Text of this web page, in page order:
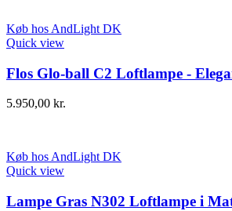
Køb hos AndLight DK
Quick view
Flos Glo-ball C2 Loftlampe -
5.950,00 kr.
Køb hos AndLight DK
Quick view
Lampe Gras N302 Loftlampe i